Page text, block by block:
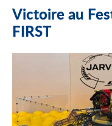
Victoire au
FIRST